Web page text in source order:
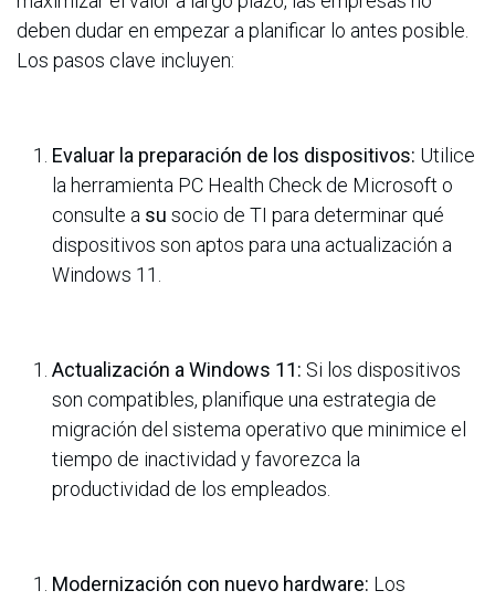
deben dudar en empezar a planificar lo antes posible.
Los pasos clave incluyen:
Evaluar la preparación de los dispositivos: Utilice
la herramienta PC Health Check de Microsoft o
consulte a su socio de TI para determinar qué
dispositivos son aptos para una actualización a
Windows 11.
Actualización a Windows 11: Si los dispositivos
son compatibles, planifique una estrategia de
migración del sistema operativo que minimice el
tiempo de inactividad y favorezca la
productividad de los empleados.
Modernización con nuevo hardware: Los